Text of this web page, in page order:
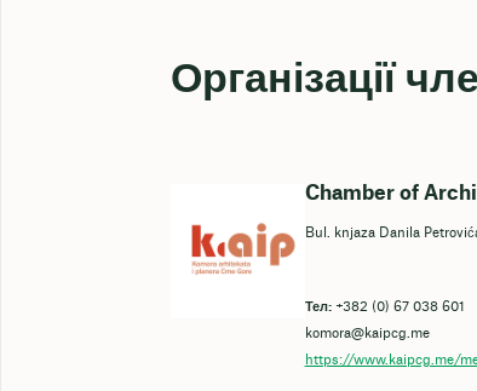
Організації
Chamber of
Bul. knjaza Danila
Тел: +382 (0) 67 038 601
komora@kaipcg.me
https://www.kaipcg.me/